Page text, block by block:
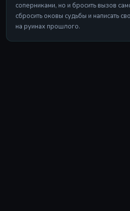
соперниками, но и бросить вызов
сбросить оковы судьбы и написать
на руинах прошлого.